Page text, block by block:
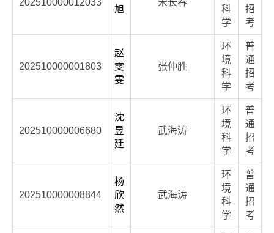
202510000012033
旭
宋长春
科
学
招
考
202510000001803
赵
雯
雯
张仲胜
环
境
科
学
普
通
招
考
202510000006680
沈
昱
廷
武海涛
环
境
科
学
普
通
招
考
202510000008844
杨
欣
然
武海涛
环
境
科
学
普
通
招
考